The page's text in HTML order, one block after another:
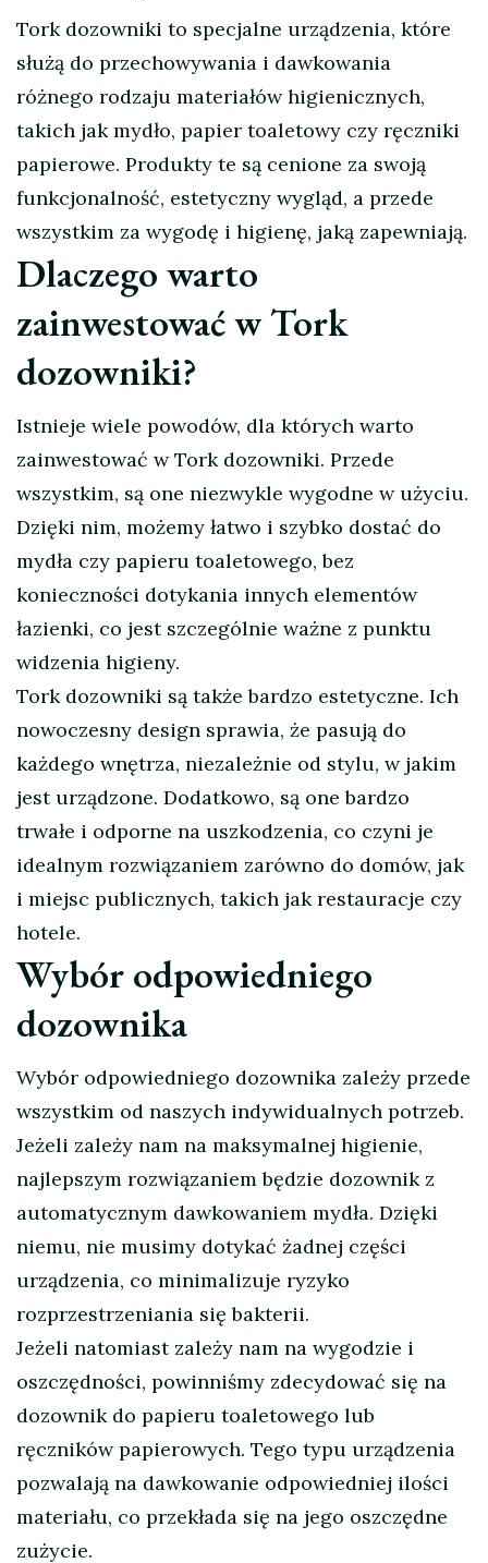
Tork dozowniki to specjalne urządzenia, które
służą do przechowywania i dawkowania
różnego rodzaju materiałów higienicznych,
takich jak mydło, papier toaletowy czy ręczniki
papierowe. Produkty te są cenione za swoją
funkcjonalność, estetyczny wygląd, a przede
wszystkim za wygodę i higienę, jaką zapewniają.
Dlaczego warto
zainwestować w Tork
dozowniki?
Istnieje wiele powodów, dla których warto
zainwestować w Tork dozowniki. Przede
wszystkim, są one niezwykle wygodne w użyciu.
Dzięki nim, możemy łatwo i szybko dostać do
mydła czy papieru toaletowego, bez
konieczności dotykania innych elementów
łazienki, co jest szczególnie ważne z punktu
widzenia higieny.
Tork dozowniki są także bardzo estetyczne. Ich
nowoczesny design sprawia, że pasują do
każdego wnętrza, niezależnie od stylu, w jakim
jest urządzone. Dodatkowo, są one bardzo
trwałe i odporne na uszkodzenia, co czyni je
idealnym rozwiązaniem zarówno do domów, jak
i miejsc publicznych, takich jak restauracje czy
hotele.
Wybór odpowiedniego
dozownika
Wybór odpowiedniego dozownika zależy przede
wszystkim od naszych indywidualnych potrzeb.
Jeżeli zależy nam na maksymalnej higienie,
najlepszym rozwiązaniem będzie dozownik z
automatycznym dawkowaniem mydła. Dzięki
niemu, nie musimy dotykać żadnej części
urządzenia, co minimalizuje ryzyko
rozprzestrzeniania się bakterii.
Jeżeli natomiast zależy nam na wygodzie i
oszczędności, powinniśmy zdecydować się na
dozownik do papieru toaletowego lub
ręczników papierowych. Tego typu urządzenia
pozwalają na dawkowanie odpowiedniej ilości
materiału, co przekłada się na jego oszczędne
zużycie.